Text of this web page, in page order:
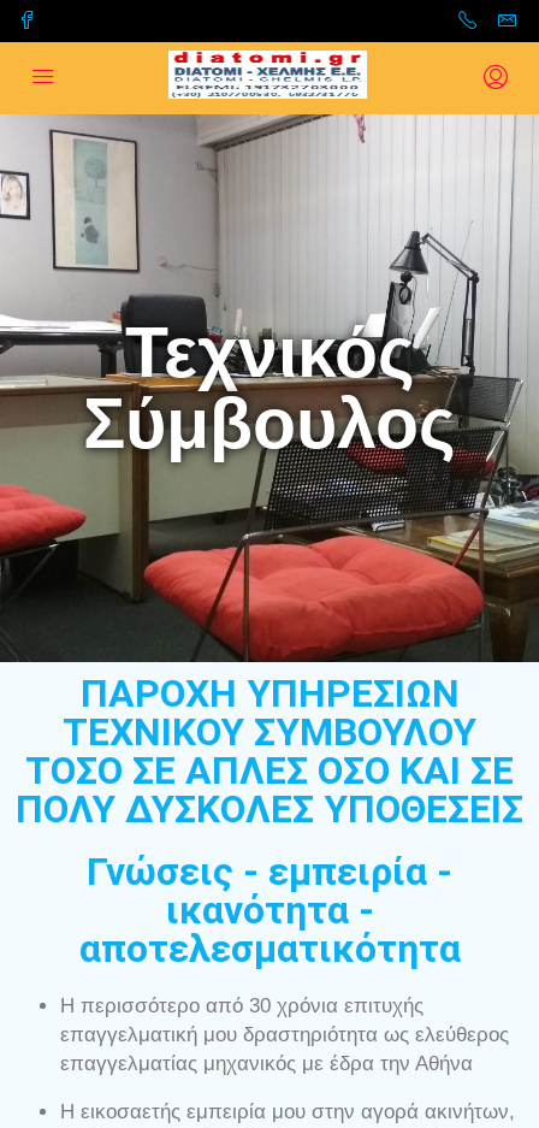
Τεχνικός
Σύμβουλος
ΠΑΡΟΧΗ ΥΠΗΡΕΣΙΩΝ
ΤΕΧΝΙΚΟΥ ΣΥΜΒΟΥΛΟΥ
ΤΟΣΟ ΣΕ ΑΠΛΕΣ ΟΣΟ ΚΑΙ ΣΕ
ΠΟΛΥ ΔΥΣΚΟΛΕΣ ΥΠΟΘΕΣΕΙΣ
Γνώσεις - εμπειρία -
ικανότητα -
αποτελεσματικότητα
Η περισσότερο από 30 χρόνια επιτυχής
επαγγελματική μου δραστηριότητα ως ελεύθερος
επαγγελματίας μηχανικός με έδρα την Αθήνα
H εικοσαετής εμπειρία μου στην αγορά ακινήτων,